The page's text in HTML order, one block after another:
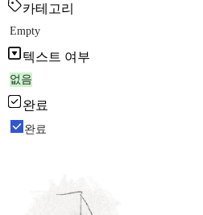
카테고리
Empty
텍스트 여부
없음
완료
완료